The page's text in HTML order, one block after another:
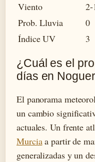
Viento
2-
Prob. Lluvia
0
Índice UV
3
¿Cuál es el
días en
El panorama
un cambio
actuales. Un frente
Murciaa partir de
generalizadas y un